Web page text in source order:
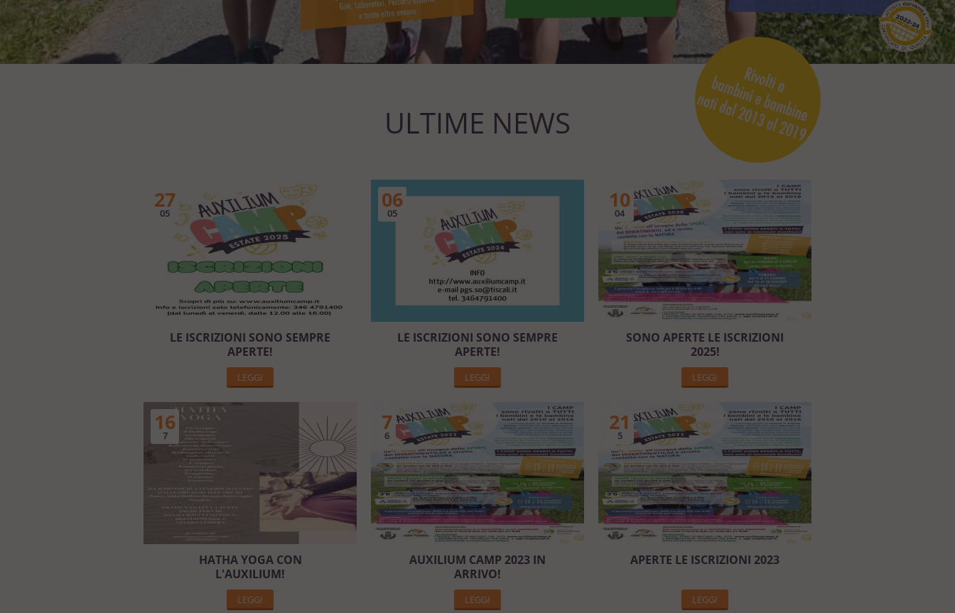
ULTIME NEWS
27
05
LE ISCRIZIONI SONO SEMPRE
APERTE!
LEGGI
06
05
LE ISCRIZIONI SONO SEMPRE
APERTE!
LEGGI
10
04
SONO APERTE LE ISCRIZIONI
2025!
LEGGI
16
7
HATHA YOGA CON
L'AUXILIUM!
LEGGI
7
6
AUXILIUM CAMP 2023 IN
ARRIVO!
LEGGI
21
5
APERTE LE ISCRIZIONI 2023
LEGGI